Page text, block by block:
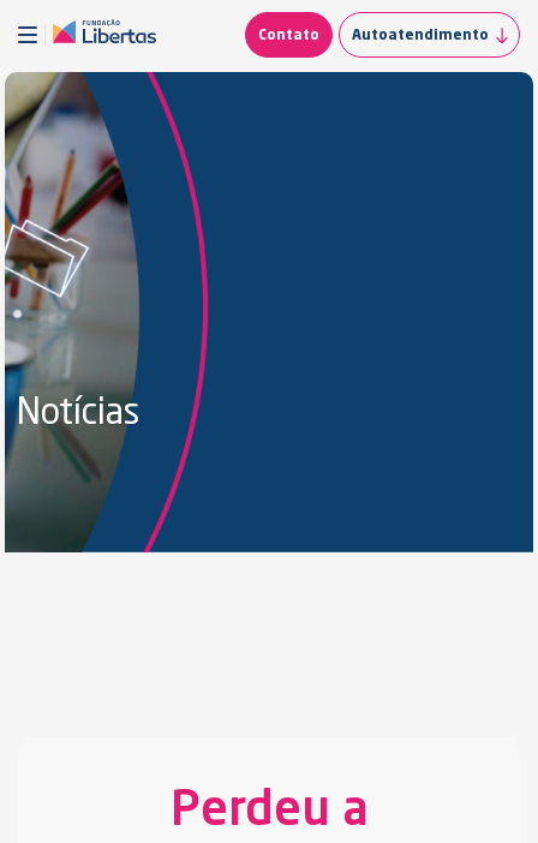
Contato Autoatendimento
Notícias
Perdeu a